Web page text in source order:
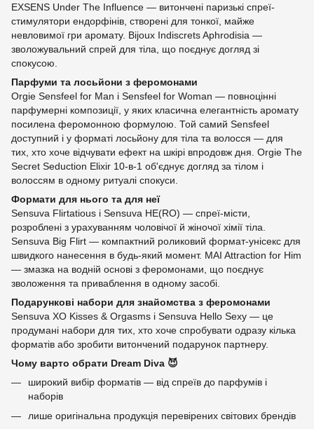
EXSENS Under The Influence — витончені паризькі спреї-
стимулятори ендорфінів, створені для тонкої, майже
невловимої гри аромату. Bijoux Indiscrets Aphrodisia —
зволожувальний спрей для тіла, що поєднує догляд зі
спокусою.
Парфуми та лосьйони з феромонами
Orgie Sensfeel for Man і Sensfeel for Woman — повноцінні
парфумерні композиції, у яких класична елегантність аромату
посилена феромонною формулою. Той самий Sensfeel
доступний і у форматі лосьйону для тіла та волосся — для
тих, хто хоче відчувати ефект на шкірі впродовж дня. Orgie The
Secret Seduction Elixir 10-в-1 об'єднує догляд за тілом і
волоссям в одному ритуалі спокуси.
Формати для нього та для неї
Sensuva Flirtatious і Sensuva HE(RO) — спреї-місти,
розроблені з урахуванням чоловічої й жіночої хімії тіла.
Sensuva Big Flirt — компактний роликовий формат-унісекс для
швидкого нанесення в будь-який момент. MAI Attraction for Him
— змазка на водній основі з феромонами, що поєднує
зволоження та приваблення в одному засобі.
Подарункові набори для знайомства з феромонами
Sensuva XO Kisses & Orgasms і Sensuva Hello Sexy — це
продумані набори для тих, хто хоче спробувати одразу кілька
форматів або зробити витончений подарунок партнеру.
Чому варто обрати Dream Diva 😈
широкий вибір форматів — від спреїв до парфумів і
наборів
лише оригінальна продукція перевірених світових брендів